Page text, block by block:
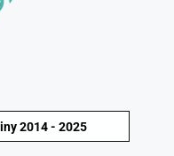
2014 - 2025